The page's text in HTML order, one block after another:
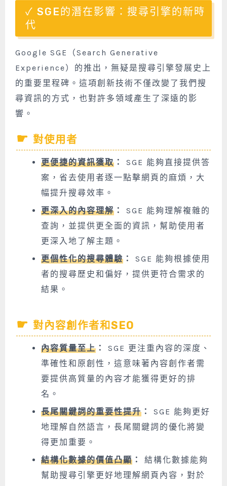
SGE的潛在影響：搜尋引擎的新時
代
Google SGE（Search Generative
Experience）的推出，無疑是搜尋引擎發展史上
的重要里程碑。這項創新技術不僅改變了我們搜
尋資訊的方式，也對許多領域產生了深遠的影
響。
對使用者
更便捷的資訊獲取 ：
SGE 能夠直接提供答
案，省去使用者逐一點擊網頁的麻煩，大
幅提升搜尋效率。
更深入的內容理解 ：
SGE 能夠理解複雜的
查詢，並提供更全面的資訊，幫助使用者
更深入地了解主題。
更個性化的搜尋體驗 ：
SGE 能夠根據使用
者的搜尋歷史和偏好，提供更符合需求的
結果。
對內容創作者和SEO
內容質量至上 ：
SGE 更注重內容的深度、
準確性和原創性，這意味著內容創作者需
要提供高質量的內容才能獲得更好的排
名。
長尾關鍵詞的重要性提升 ：
SGE 能夠更好
地理解自然語言，長尾關鍵詞的優化將變
得更加重要。
結構化數據的價值凸顯 ：
結構化數據能夠
幫助搜尋引擎更好地理解網頁內容，對於